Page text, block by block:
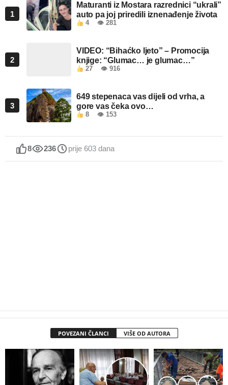
1
Maturanti iz Mostara razrednici “ukrali”
auto pa joj priredili iznenađenje života
4 👁 281
2
VIDEO: “Bihaćko ljeto” – Promocija
knjige: “Glumac… je glumac…”
27 👁 916
3
649 stepenaca vas dijeli od vrha, a
gore vas čeka ovo…
8 👁 153
8 236 prije 603 dana
POVEZANI ČLANCI VIŠE OD AUTORA